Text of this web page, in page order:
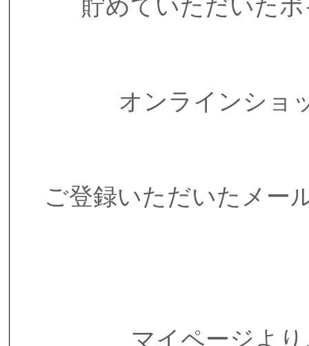
オンラインショ
ご登録いただいたメー
マイページよ